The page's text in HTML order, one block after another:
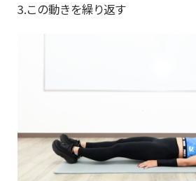
3.この動きを繰り返す